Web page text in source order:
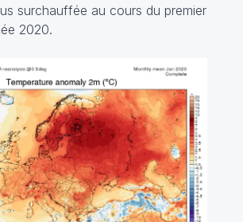
surchauffée au cours du premier
2020.